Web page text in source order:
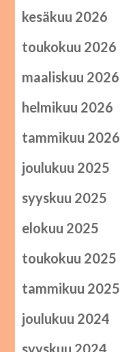
kesäkuu 2026
toukokuu 2026
maaliskuu 2026
helmikuu 2026
tammikuu 2026
joulukuu 2025
syyskuu 2025
elokuu 2025
toukokuu 2025
tammikuu 2025
joulukuu 2024
syyskuu 2024